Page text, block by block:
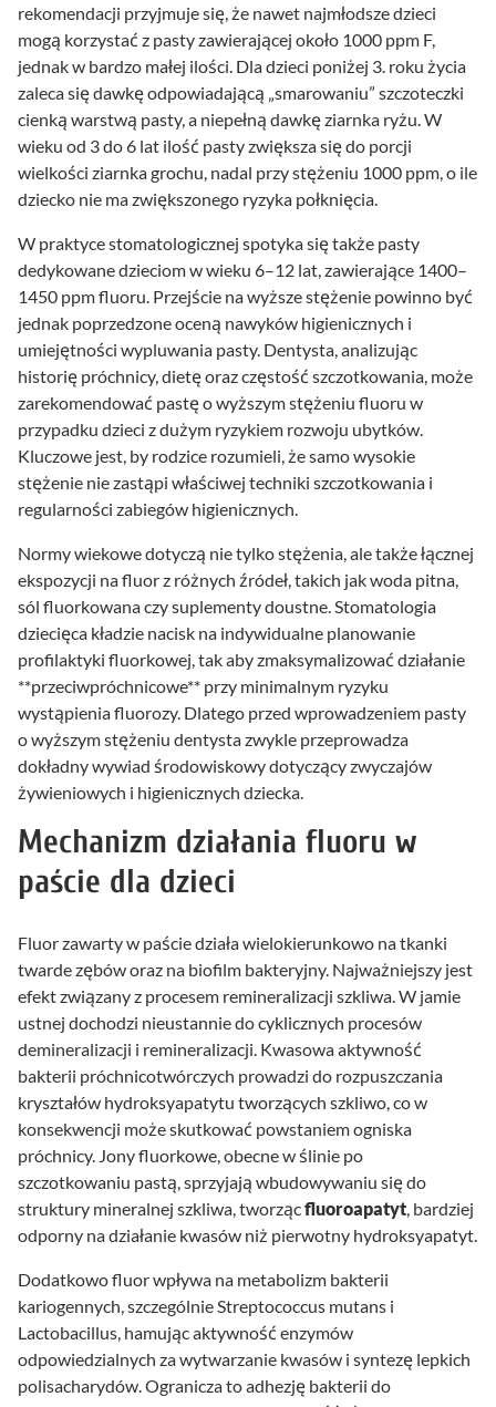
rekomendacji przyjmuje się, że nawet najmłodsze dzieci
mogą korzystać z pasty zawierającej około 1000 ppm F,
jednak w bardzo małej ilości. Dla dzieci poniżej 3. roku życia
zaleca się dawkę odpowiadającą „smarowaniu” szczoteczki
cienką warstwą pasty, a niepełną dawkę ziarnka ryżu. W
wieku od 3 do 6 lat ilość pasty zwiększa się do porcji
wielkości ziarnka grochu, nadal przy stężeniu 1000 ppm, o ile
dziecko nie ma zwiększonego ryzyka połknięcia.
W praktyce stomatologicznej spotyka się także pasty
dedykowane dzieciom w wieku 6–12 lat, zawierające 1400–
1450 ppm fluoru. Przejście na wyższe stężenie powinno być
jednak poprzedzone oceną nawyków higienicznych i
umiejętności wypluwania pasty. Dentysta, analizując
historię próchnicy, dietę oraz częstość szczotkowania, może
zarekomendować pastę o wyższym stężeniu fluoru w
przypadku dzieci z dużym ryzykiem rozwoju ubytków.
Kluczowe jest, by rodzice rozumieli, że samo wysokie
stężenie nie zastąpi właściwej techniki szczotkowania i
regularności zabiegów higienicznych.
Normy wiekowe dotyczą nie tylko stężenia, ale także łącznej
ekspozycji na fluor z różnych źródeł, takich jak woda pitna,
sól fluorkowana czy suplementy doustne. Stomatologia
dziecięca kładzie nacisk na indywidualne planowanie
profilaktyki fluorkowej, tak aby zmaksymalizować działanie
**przeciwpróchnicowe** przy minimalnym ryzyku
wystąpienia fluorozy. Dlatego przed wprowadzeniem pasty
o wyższym stężeniu dentysta zwykle przeprowadza
dokładny wywiad środowiskowy dotyczący zwyczajów
żywieniowych i higienicznych dziecka.
Mechanizm działania fluoru w
paście dla dzieci
Fluor zawarty w paście działa wielokierunkowo na tkanki
twarde zębów oraz na biofilm bakteryjny. Najważniejszy jest
efekt związany z procesem remineralizacji szkliwa. W jamie
ustnej dochodzi nieustannie do cyklicznych procesów
demineralizacji i remineralizacji. Kwasowa aktywność
bakterii próchnicotwórczych prowadzi do rozpuszczania
kryształów hydroksyapatytu tworzących szkliwo, co w
konsekwencji może skutkować powstaniem ogniska
próchnicy. Jony fluorkowe, obecne w ślinie po
szczotkowaniu pastą, sprzyjają wbudowywaniu się do
struktury mineralnej szkliwa, tworzącfluoroapatyt, bardziej
odporny na działanie kwasów niż pierwotny hydroksyapatyt.
Dodatkowo fluor wpływa na metabolizm bakterii
kariogennych, szczególnie Streptococcus mutans i
Lactobacillus, hamując aktywność enzymów
odpowiedzialnych za wytwarzanie kwasów i syntezę lepkich
polisacharydów. Ogranicza to adhezję bakterii do